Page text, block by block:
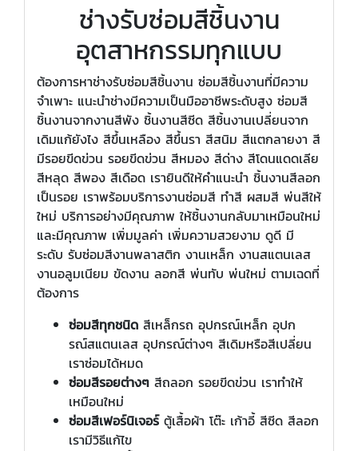
ช่างรับซ่อมสีชิ้นงาน
อุตสาหกรรมทุกแบบ
ต้องการหาช่างรับซ่อมสีชิ้นงาน ซ่อมสีชิ้นงานที่มีความ
จำเพาะ แนะนำช่างมีความเป็นมืออาชีพระดับสูง ซ่อมสี
ชิ้นงานจากงานสีพัง ชิ้นงานสีซีด สีชิ้นงานเปลี่ยนจาก
เดิมแก้ยังไง สีขึ้นเหลือง สีขึ้นรา สีสนิม สีแตกลายงา สี
มีรอยขีดข่วน รอยขีดข่วน สีหมอง สีด่าง สีโดนแดดเลีย
สีหลุด สีพอง สีเดือด เรายินดีให้คำแนะนำ ชิ้นงานสีลอก
เป็นรอย เราพร้อมบริการงานซ่อมสี ทำสี ผสมสี พ่นสีให้
ใหม่ บริการอย่างมีคุณภาพ ให้ชิ้นงานกลับมาเหมือนใหม่
และมีคุณภาพ เพิ่มมูลค่า เพิ่มความสวยงาม ดูดี มี
ระดับ รับซ่อมสีงานพลาสติก งานเหล็ก งานสแตนเลส
งานอลูมเนียม ขัดงาน ลอกสี พ่นทับ พ่นใหม่ ตามเฉดที่
ต้องการ
ซ่อมสีทุกชนิด สีเหล็กรถ อุปกรณ์เหล็ก อุปก
รณ์สแตนเลส อุปกรณ์ต่างๆ สีเดิมหรือสีเปลี่ยน
เราซ่อมได้หมด
ซ่อมสีรอยต่างๆ สีถลอก รอยขีดข่วน เราทำให้
เหมือนใหม่
ซ่อมสีเฟอร์นิเจอร์ตู้เสื้อผ้า โต๊ะ เก้าอี้ สีซีด สีลอก
เรามีวิธีแก้ไข